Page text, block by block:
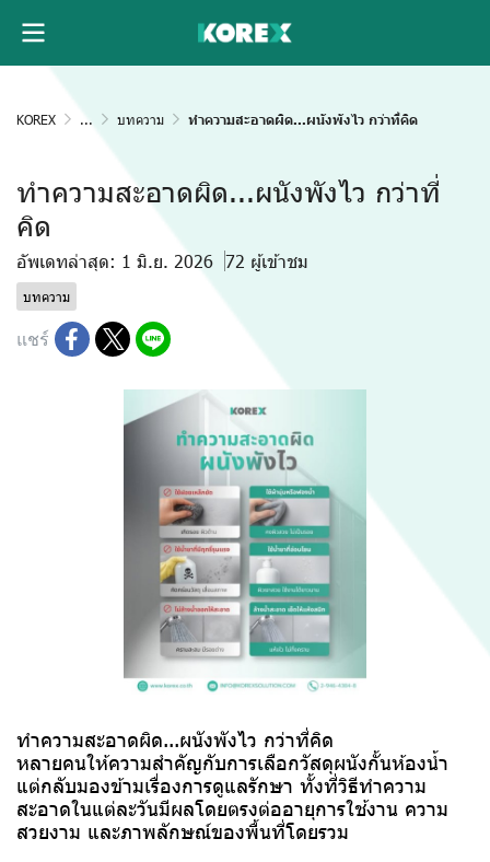
KOREX ... บทความ ทำความสะอาดผิด...ผนังพังไว กว่าที่คิด
ทำความสะอาดผิด...ผนังพังไว กว่าที่
คิด
อัพเดทล่าสุด: 1 มิ.ย. 2026 72 ผู้เข้าชม
บทความ
แชร์
ทำความสะอาดผิด...ผนังพังไว กว่าที่คิด
หลายคนให้ความสำคัญกับการเลือกวัสดุผนังกั้นห้องน้ำ
แต่กลับมองข้ามเรื่องการดูแลรักษา ทั้งที่วิธีทำความ
สะอาดในแต่ละวันมีผลโดยตรงต่ออายุการใช้งาน ความ
สวยงาม และภาพลักษณ์ของพื้นที่โดยรวม